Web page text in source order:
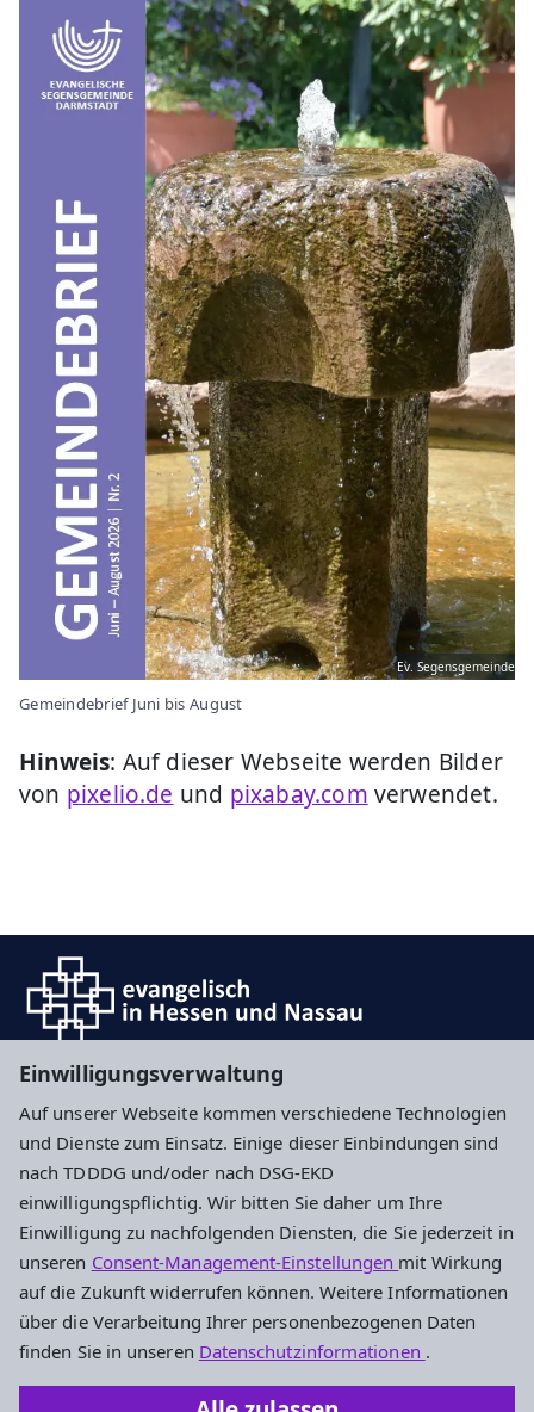
Einwilligungsverwaltung
Auf unserer Webseite kommen verschiedene Technologien
und Dienste zum Einsatz. Einige dieser Einbindungen sind
nach TDDDG und/oder nach DSG-EKD
einwilligungspflichtig. Wir bitten Sie daher um Ihre
Einwilligung zu nachfolgenden Diensten, die Sie jederzeit in
unseren Consent-Management-Einstellungen mit Wirkung
auf die Zukunft widerrufen können. Weitere Informationen
über die Verarbeitung Ihrer personenbezogenen Daten
finden Sie in unseren Datenschutzinformationen .
Ev. Segensgemeinde
Gemeindebrief Juni bis August
Hinweis: Auf dieser Webseite werden Bilder
von pixelio.de und pixabay.com verwendet.
Ev. Segensgemeinde Darmstadt
Gemeindebüro
Heinheimer Straße 41A
64289 Darmstadt